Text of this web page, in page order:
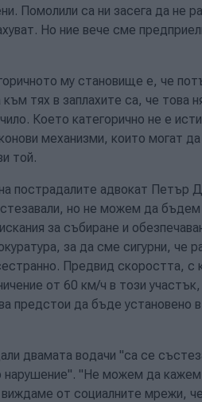
Помолили са ни засега да не
Но ние вече сме
му становище е, че
към тях в заплахите са, че това
Което категорично не е
механизми, които могат
той.
пострадалите адвокат Петър
но не можем да бъдем
за събиране и
за да сме сигурни, че
Предвид скоростта, с
от 60 км/ч в този
предстои да бъде установено
двамата водачи "са се
нарушение". "Не можем да
от социалните мрежи,